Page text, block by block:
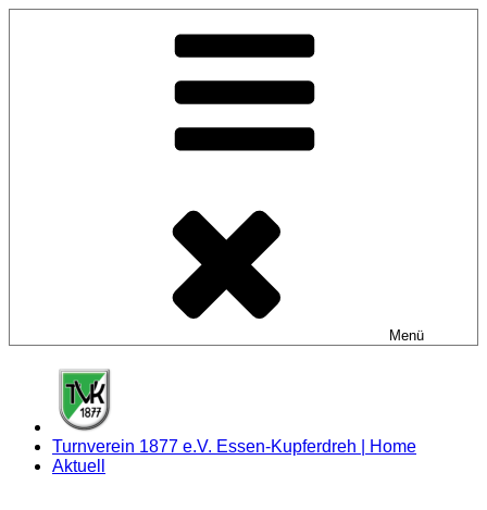
Menü
Turnverein 1877 e.V. Essen-Kupferdreh | Home
Aktuell